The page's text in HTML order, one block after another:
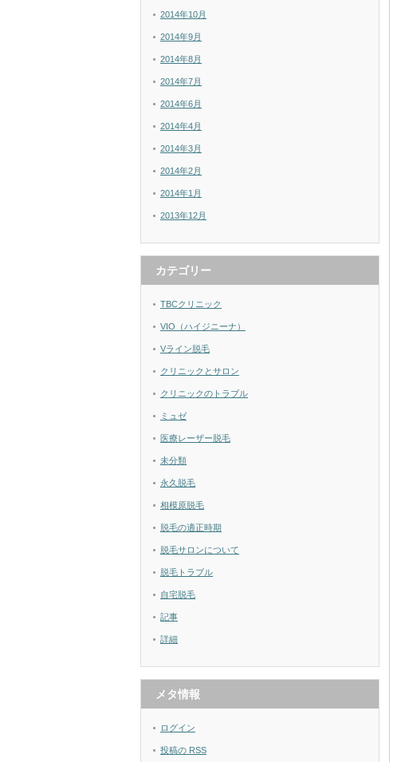
2014年10月
2014年9月
2014年8月
2014年7月
2014年6月
2014年4月
2014年3月
2014年2月
2014年1月
2013年12月
カテゴリー
TBCクリニック
VIO（ハイジニーナ）
Vライン脱毛
クリニックとサロン
クリニックのトラブル
ミュゼ
医療レーザー脱毛
未分類
永久脱毛
相模原脱毛
脱毛の適正時期
脱毛サロンについて
脱毛トラブル
自宅脱毛
記事
詳細
メタ情報
ログイン
投稿の RSS